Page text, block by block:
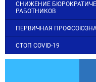
СНИЖЕНИЕ
РАБОТНИКОВ
ПЕРВИЧНАЯ
СТОП COVID-19